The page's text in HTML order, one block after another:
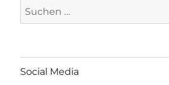
Suchen
nach:
Social Media